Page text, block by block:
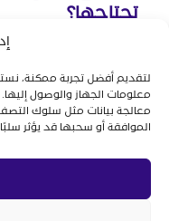
لتقديم أفضل تجربة ممكنة،
معلومات الجهاز والوصول
معالجة بيانات مثل سلوك
الموافقة أو سحبها قد يؤثر
العربية
جميع الحقوق محفوظة
الابلاغ
تحتاجها؟
1
2
3
4